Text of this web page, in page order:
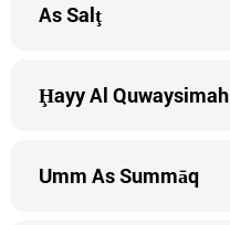
As Salţ
Ḩayy Al Quwaysimah
Umm As Summāq